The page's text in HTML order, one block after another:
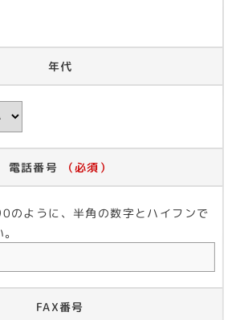
年代
電話番号 （必須）
ように、半角の数字とハイフンで
FAX番号